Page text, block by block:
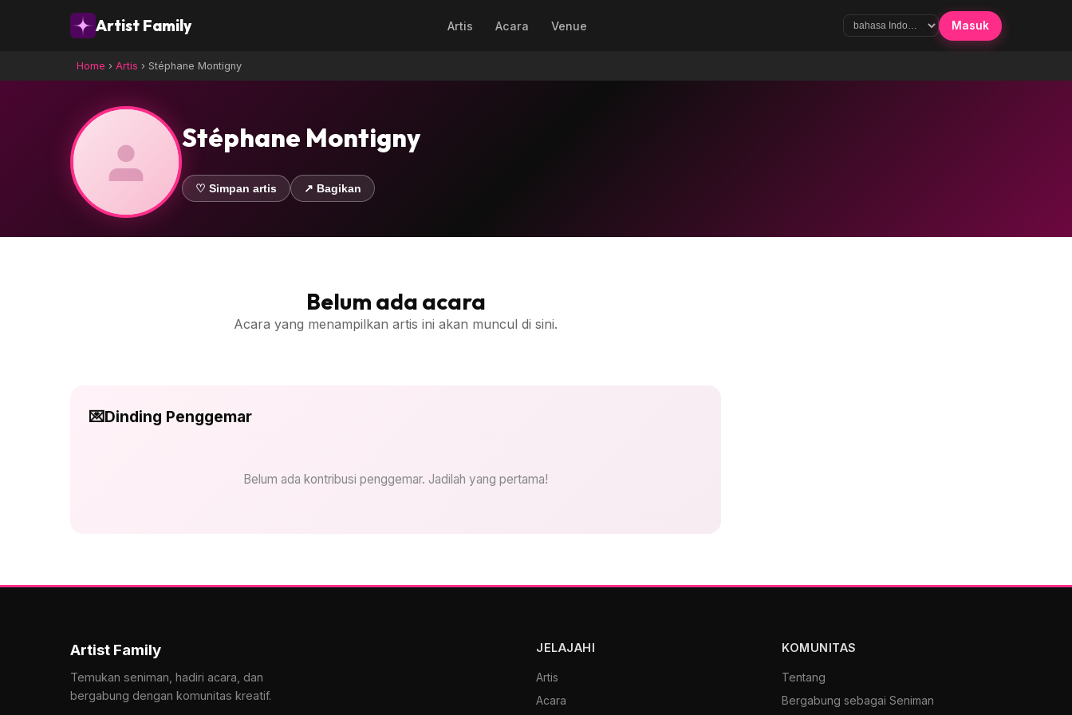
Artist Family Artis Acara Venue Masuk
Home › Artis › Stéphane Montigny
Stéphane Montigny
♡ Simpan artis ↗ Bagikan
Belum ada acara
Acara yang menampilkan artis ini akan muncul di sini.
💌Dinding Penggemar
Belum ada kontribusi penggemar. Jadilah yang pertama!
Artist Family
Temukan seniman, hadiri acara, dan
bergabung dengan komunitas kreatif.
JELAJAHI
Artis
Acara
KOMUNITAS
Tentang
Bergabung sebagai Seniman